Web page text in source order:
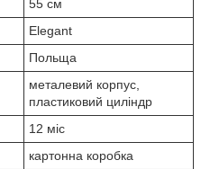
55 см
Elegant
Польща
металевий корпус,
пластиковий циліндр
12 міс
картонна коробка